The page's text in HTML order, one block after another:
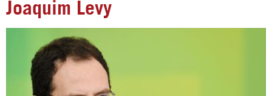
https://urmedium.com/c/hispantv
Instagram como: hispan_tv
https://www.facebook.com/Nexolatino.Canal
Joaquim Levy